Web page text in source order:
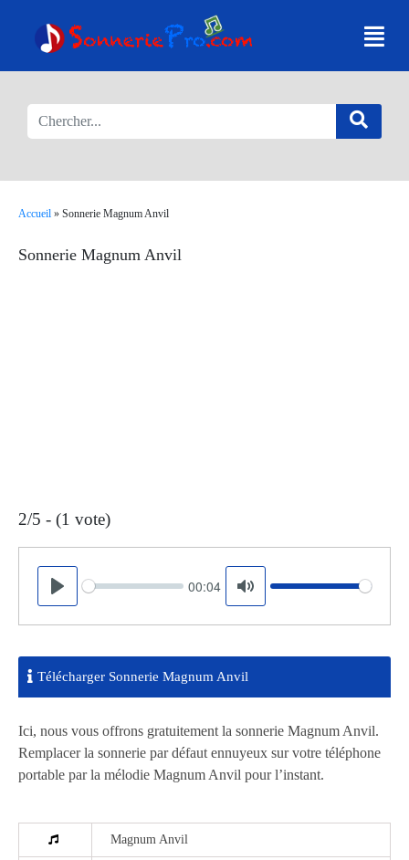
Accueil » Sonnerie Magnum Anvil
Sonnerie Magnum Anvil
2/5 - (1 vote)
Play
Seek 00:04
Mute
Volume
Télécharger Sonnerie Magnum Anvil
Ici, nous vous offrons gratuitement la sonnerie Magnum Anvil.
Remplacer la sonnerie par défaut ennuyeux sur votre téléphone
portable par la mélodie Magnum Anvil pour l’instant.
Magnum Anvil